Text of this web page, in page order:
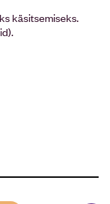
käsitsemiseks.